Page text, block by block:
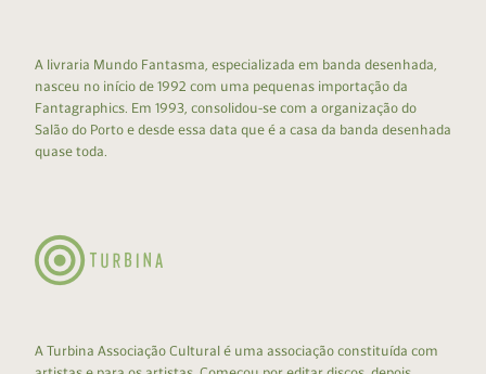
A livraria Mundo Fantasma, especializada em banda desenhada,
nasceu no início de 1992 com uma pequenas importação da
Fantagraphics. Em 1993, consolidou-se com a organização do
Salão do Porto e desde essa data que é a casa da banda desenhada
quase toda.
A Turbina Associação Cultural é uma associação constituída com